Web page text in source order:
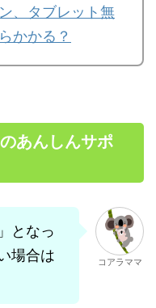
、タブレット無
かかる？
あんしんサポ
となっ
場合は
コアラママ